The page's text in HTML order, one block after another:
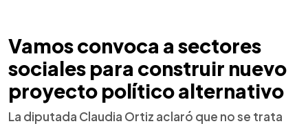
Vamos convoca a sectores
sociales para construir nuevo
proyecto político alternativo
La diputada Claudia Ortiz aclaró que no se trata